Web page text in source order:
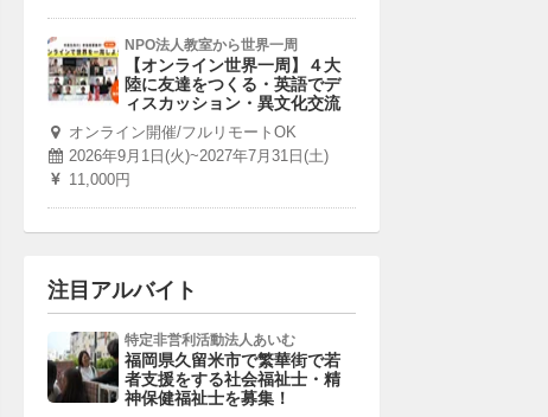
NPO法人教室から世界一周
【オンライン世界一周】４大
陸に友達をつくる・英語でデ
ィスカッション・異文化交流
オンライン開催/フルリモートOK
2026年9月1日(火)~2027年7月31日(土)
11,000円
注目アルバイト
特定非営利活動法人あいむ
福岡県久留米市で繁華街で若
者支援をする社会福祉士・精
神保健福祉士を募集！